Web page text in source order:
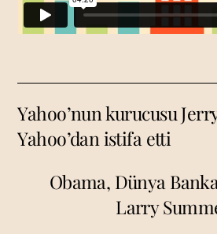
Yahoo’nun kurucusu
Yahoo’dan istifa etti
Obama, Dünya
Larry